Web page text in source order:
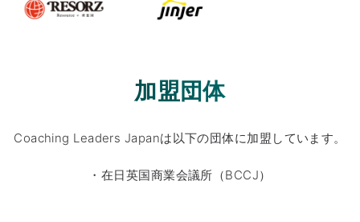
加盟団体
Coaching Leaders Japanは以下の団体に加盟しています。
・在日英国商業会議所（BCCJ）